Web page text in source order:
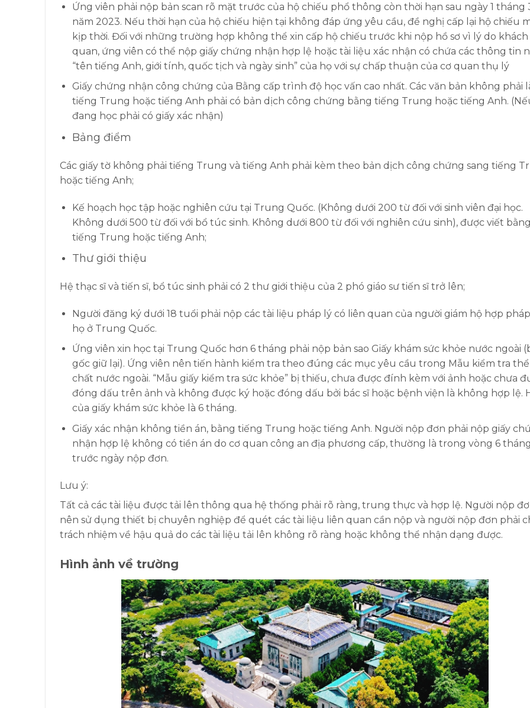
Ứng viên phải nộp bản scan rõ mặt trước của hộ chiếu phổ thông còn thời hạn sau ngày 1 tháng
năm 2023. Nếu thời hạn của hộ chiếu hiện tại không đáp ứng yêu cầu, đề nghị cấp lại hộ chiếu
kịp thời. Đối với những trường hợp không thể xin cấp hộ chiếu trước khi nộp hồ sơ vì lý do khách
quan, ứng viên có thể nộp giấy chứng nhận hợp lệ hoặc tài liệu xác nhận có chứa các thông tin
“tên tiếng Anh, giới tính, quốc tịch và ngày sinh” của họ với sự chấp thuận của cơ quan thụ lý
Giấy chứng nhận công chứng của Bằng cấp trình độ học vấn cao nhất. Các văn bản không phải
tiếng Trung hoặc tiếng Anh phải có bản dịch công chứng bằng tiếng Trung hoặc tiếng Anh.
đang học phải có giấy xác nhận)
Bảng điểm
Các giấy tờ không phải tiếng Trung và tiếng Anh phải kèm theo bản dịch công chứng sang tiếng
hoặc tiếng Anh;
Kế hoạch học tập hoặc nghiên cứu tại Trung Quốc. (Không dưới 200 từ đối với sinh viên đại học.
Không dưới 500 từ đối với bổ túc sinh. Không dưới 800 từ đối với nghiên cứu sinh), được viết bằng
tiếng Trung hoặc tiếng Anh;
Thư giới thiệu
Hệ thạc sĩ và tiến sĩ, bổ túc sinh phải có 2 thư giới thiệu của 2 phó giáo sư tiến sĩ trở lên;
Người đăng ký dưới 18 tuổi phải nộp các tài liệu pháp lý có liên quan của người giám hộ hợp
họ ở Trung Quốc.
Ứng viên xin học tại Trung Quốc hơn 6 tháng phải nộp bản sao Giấy khám sức khỏe nước ngoài
gốc giữ lại). Ứng viên nên tiến hành kiểm tra theo đúng các mục yêu cầu trong Mẫu kiểm tra thể
chất nước ngoài. “Mẫu giấy kiểm tra sức khỏe” bị thiếu, chưa được đính kèm với ảnh hoặc chưa
đóng dấu trên ảnh và không được ký hoặc đóng dấu bởi bác sĩ hoặc bệnh viện là không hợp lệ.
của giấy khám sức khỏe là 6 tháng.
Giấy xác nhận không tiền án, bằng tiếng Trung hoặc tiếng Anh. Người nộp đơn phải nộp giấy
nhận hợp lệ không có tiền án do cơ quan công an địa phương cấp, thường là trong vòng 6 tháng
trước ngày nộp đơn.
Lưu ý:
Tất cả các tài liệu được tải lên thông qua hệ thống phải rõ ràng, trung thực và hợp lệ. Người nộp
nên sử dụng thiết bị chuyên nghiệp để quét các tài liệu liên quan cần nộp và người nộp đơn phải
trách nhiệm về hậu quả do các tài liệu tải lên không rõ ràng hoặc không thể nhận dạng được.
Hình ảnh về trường